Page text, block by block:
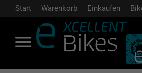
Start Warenkorb Einkaufen